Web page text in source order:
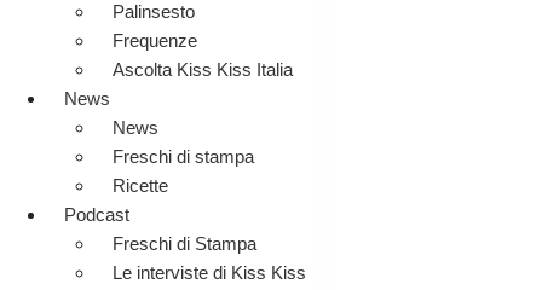
Palinsesto
Frequenze
Ascolta Kiss Kiss Italia
News
News
Freschi di stampa
Ricette
Podcast
Freschi di Stampa
Le interviste di Kiss Kiss